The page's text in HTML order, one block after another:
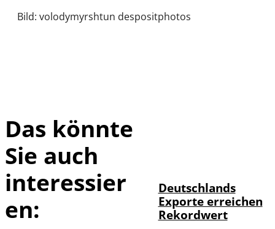
Bild: volodymyrshtun despositphotos
Das könnte
Sie auch
interessier
en:
Deutschlands
Exporte erreichen
Rekordwert